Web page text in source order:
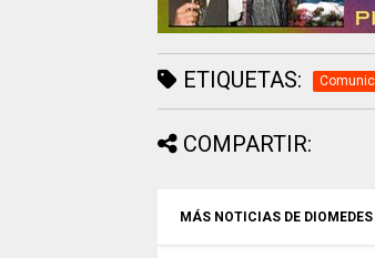
ETIQUETAS:
COMPARTIR:
MÁS NOTICIAS DE